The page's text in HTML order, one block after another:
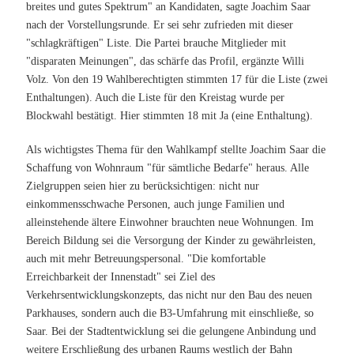
breites und gutes Spektrum" an Kandidaten, sagte Joachim Saar
nach der Vorstellungsrunde. Er sei sehr zufrieden mit dieser
"schlagkräftigen" Liste. Die Partei brauche Mitglieder mit
"disparaten Meinungen", das schärfe das Profil, ergänzte Willi
Volz. Von den 19 Wahlberechtigten stimmten 17 für die Liste (zwei
Enthaltungen). Auch die Liste für den Kreistag wurde per
Blockwahl bestätigt. Hier stimmten 18 mit Ja (eine Enthaltung).
Als wichtigstes Thema für den Wahlkampf stellte Joachim Saar die
Schaffung von Wohnraum "für sämtliche Bedarfe" heraus. Alle
Zielgruppen seien hier zu berücksichtigen: nicht nur
einkommensschwache Personen, auch junge Familien und
alleinstehende ältere Einwohner brauchten neue Wohnungen. Im
Bereich Bildung sei die Versorgung der Kinder zu gewährleisten,
auch mit mehr Betreuungspersonal. "Die komfortable
Erreichbarkeit der Innenstadt" sei Ziel des
Verkehrsentwicklungskonzepts, das nicht nur den Bau des neuen
Parkhauses, sondern auch die B3-Umfahrung mit einschließe, so
Saar. Bei der Stadtentwicklung sei die gelungene Anbindung und
weitere Erschließung des urbanen Raums westlich der Bahn